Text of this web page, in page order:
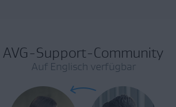
AVG-Support-Community
Auf Englisch verfügbar